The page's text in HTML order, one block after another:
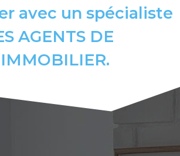
avec un spécialiste
AGENTS DE